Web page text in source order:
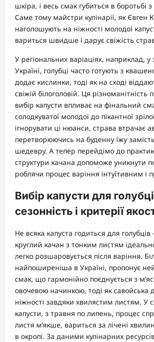
шкіра, і весь смак губиться в боротьбі
Саме тому майстри кулінарії, як Євген
наголошують на ніжності молодої
вариться швидше і дарує свіжість
У регіональних варіаціях, наприклад, у
Україні, голубці часто готують з
додає кислинки, тоді як на сході
свіжій білоголовій. Ця різноманітність
вибір капусти впливає на фінальний
солодкуватої молодої до пікантної
ігнорувати ці нюанси, страва втрачає
перетворюючись на буденну їжу
шедевру. А тепер перейдімо до
структури качана допоможе уникнути
роблячи процес варіння інтуїтивним і
Вибір капусти для
сезонність і критерії
Не всяка капуста годиться для
круглий качан з тонким листям
легко розшаровується після варіння.
найпоширеніша в Україні, пропонує
смак, що гармонійно поєднується з
овочевою начинкою, тоді як савойська
ніжності завдяки хвилястим листям. У
капусти, з травня по липень, процес
листя м’якше, вариться за лічені
в окропі. За даними кулінарних